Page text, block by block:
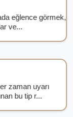
eğlence görmek,
ve...
zaman uyarı
bu tip r...